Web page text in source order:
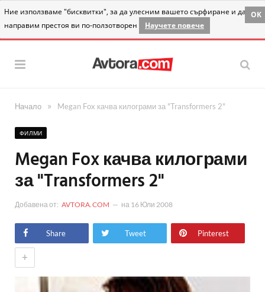
Ние използваме "бисквитки", за да улесним вашето сърфиране и да
направим престоя ви по-ползотворен
Научете повече
OK
Начало » Megan Fox качва килограми за "Transformers 2"
ФИЛМИ
Megan Fox качва килограми
за "Transformers 2"
Добавена от: AVTORA.COM на 16 Юли 2008
Share Tweet Pinterest
+